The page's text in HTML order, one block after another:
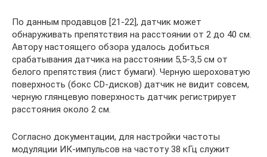
По данным продавцов [21-22], датчик может
обнаруживать препятствия на расстоянии от 2 до 40 см.
Автору настоящего обзора удалось добиться
срабатывания датчика на расстоянии 5,5-3,5 см от
белого препятствия (лист бумаги). Черную шероховатую
поверхность (бокс CD-дисков) датчик не видит совсем,
черную глянцевую поверхность датчик регистрирует
расстояния около 2 см.
Согласно документации, для настройки частоты
модуляции ИК-импульсов на частоту 38 кГц служит